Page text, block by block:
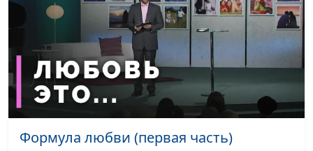
Формула любви (первая часть)